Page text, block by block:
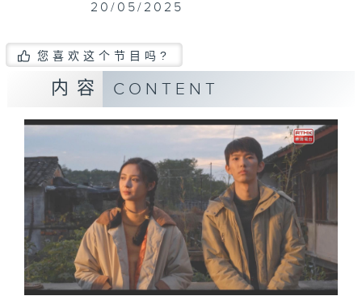
20/05/2025
您喜欢这个节目吗?
内容 CONTENT